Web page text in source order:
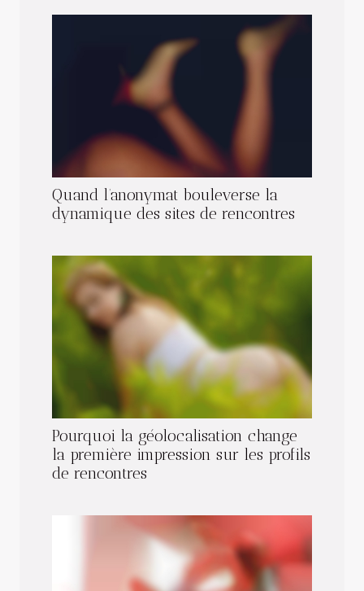
Quand l’anonymat bouleverse la
dynamique des sites de rencontres
Pourquoi la géolocalisation change
la première impression sur les profils
de rencontres